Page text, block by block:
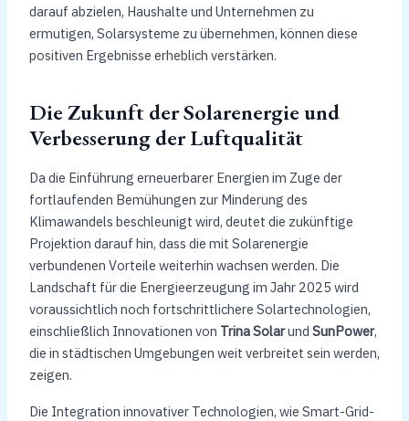
darauf abzielen, Haushalte und Unternehmen zu
ermutigen, Solarsysteme zu übernehmen, können diese
positiven Ergebnisse erheblich verstärken.
Die Zukunft der Solarenergie und
Verbesserung der Luftqualität
Da die Einführung erneuerbarer Energien im Zuge der
fortlaufenden Bemühungen zur Minderung des
Klimawandels beschleunigt wird, deutet die zukünftige
Projektion darauf hin, dass die mit Solarenergie
verbundenen Vorteile weiterhin wachsen werden. Die
Landschaft für die Energieerzeugung im Jahr 2025 wird
voraussichtlich noch fortschrittlichere Solartechnologien,
einschließlich Innovationen von Trina Solarund SunPower,
die in städtischen Umgebungen weit verbreitet sein werden,
zeigen.
Die Integration innovativer Technologien, wie Smart-Grid-